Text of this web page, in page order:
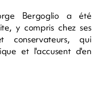
Bergoglio a été
y compris chez ses
conservateurs, qui
et l'accusent d'en